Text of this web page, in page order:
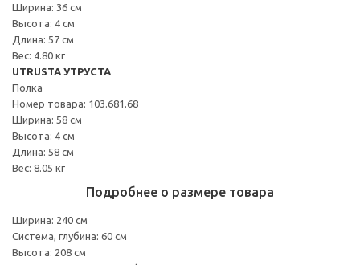
Ширина: 36 см
Высота: 4 см
Длина: 57 см
Вес: 4.80 кг
UTRUSTA УТРУСТА
Полка
Номер товара: 103.681.68
Ширина: 58 см
Высота: 4 см
Длина: 58 см
Вес: 8.05 кг
Подробнее о размере товара
Ширина: 240 см
Система, глубина: 60 см
Высота: 208 см